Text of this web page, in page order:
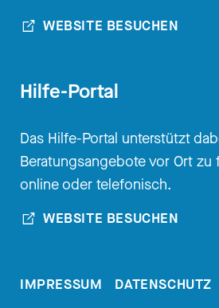
einfach sehr
[00:03:25.630] -
Okay, dann fangen wir
so an: Woran erkenne ich
dass das, wie ich
habe?
WEBSITE BESUCHEN
Hilfe-Portal
Das Hilfe-Portal unterstützt
Beratungsangebote vor Ort zu
online oder telefonisch.
WEBSITE BESUCHEN
IMPRESSUM DATENSCHUTZ